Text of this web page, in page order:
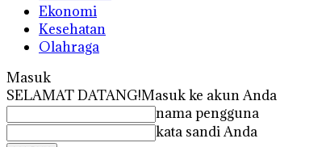
Ekonomi
Kesehatan
Olahraga
Masuk
SELAMAT DATANG!Masuk ke akun Anda
nama pengguna
kata sandi Anda